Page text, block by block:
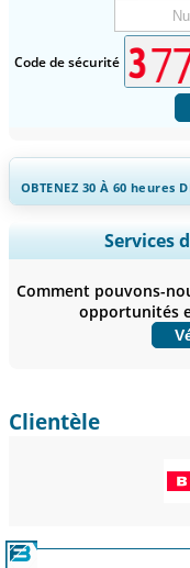
Code de sécurité
OBTENEZ 30 À 60heures
Ampliar a cobertura
Perfis de empresas,
Services
Comment pouvons-
opportunités
Clientèle